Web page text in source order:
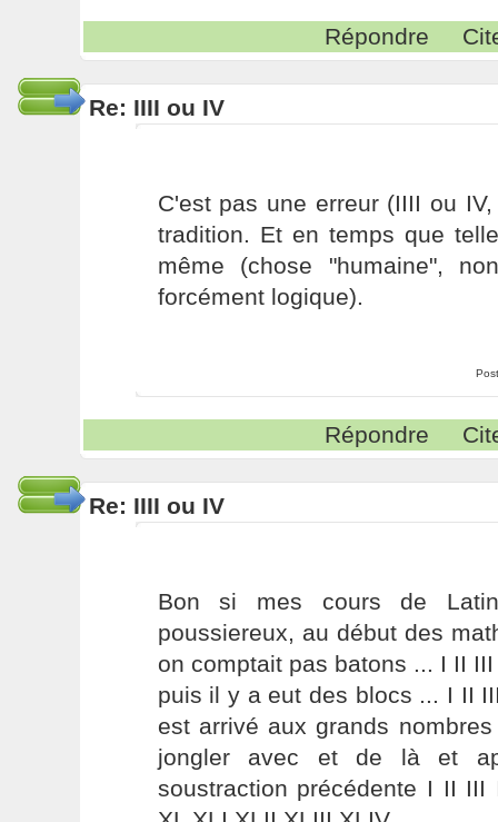
Répondre
Re: IIII ou IV
C'est pas une erreur (IIII ou
tradition. Et en temps que
même (chose "humaine",
forcément logique).
Répondre
Re: IIII ou IV
Bon si mes cours de
poussiereux, au début des
on comptait pas batons ... I II
puis il y a eut des blocs ... I II
est arrivé aux grands
jongler avec et de là et
soustraction précédente I II